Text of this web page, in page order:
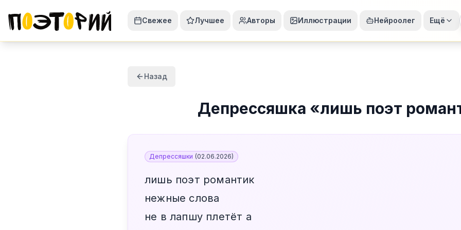
Свежее Лучшее Авторы Иллюстрации Нейроолег Ещё
Назад
Депрессяшка «лишь поэт
Депрессяшки (02.06.2026)
лишь поэт романтик
нежные слова
не в лапшу плетёт а